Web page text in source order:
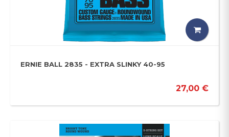
ERNIE BALL 2835 - EXTRA SLINKY 40-95
27,00 €